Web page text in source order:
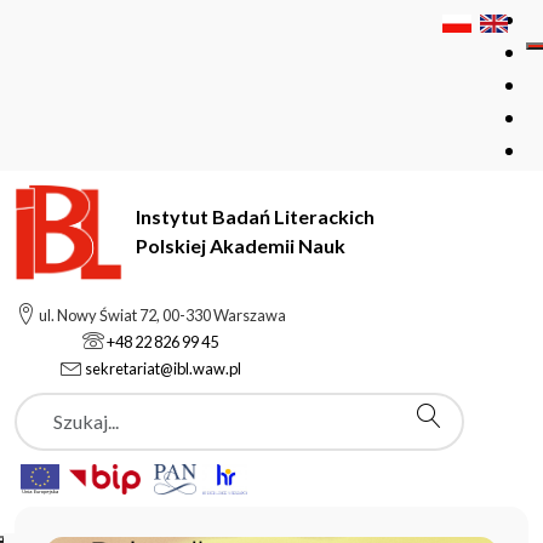
Instytut Badań Literackich
Polskiej Akademii Nauk
ul. Nowy Świat 72, 00-330 Warszawa
+48 22 826 99 45
sekretariat@ibl.waw.pl
Szukaj
Instytut Badań Literackich Polskiej Akademii Nauk
Aktualności